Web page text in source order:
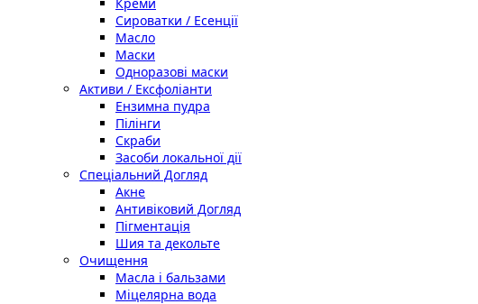
Сироватки / Есенції
Масло
Маски
Одноразові маски
Активи / Ексфоліанти
Ензимна пудра
Пілінги
Скраби
Засоби локальної дії
Спеціальний Догляд
Акне
Антивіковий Догляд
Пігментація
Шия та декольте
Очищення
Масла і бальзами
Міцелярна вода